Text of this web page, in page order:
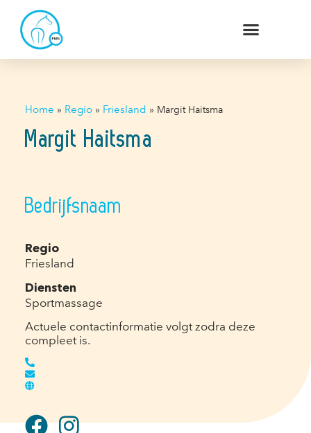
Home » Regio» Friesland » Margit Haitsma
Margit Haitsma
Bedrijfsnaam
Regio
Friesland
Diensten
Sportmassage
Actuele contactinformatie volgt zodra deze
compleet is.